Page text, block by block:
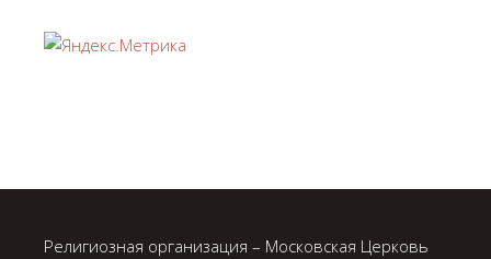
Религиозная организация – Московская Церковь